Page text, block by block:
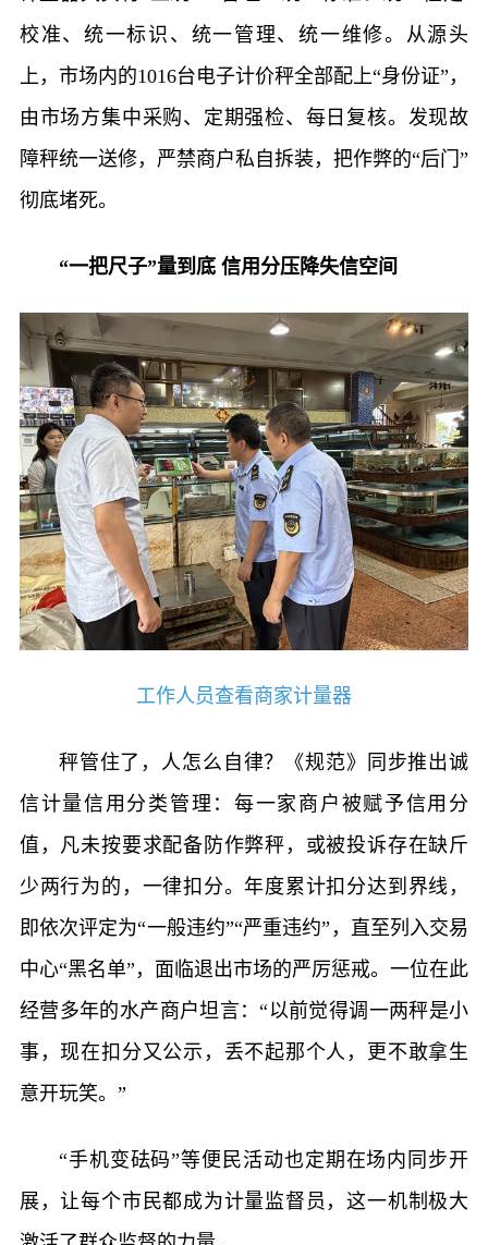
校准、统一标识、统一管理、统一维修。从源头
上，市场内的1016台电子计价秤全部配上“身份证”，
由市场方集中采购、定期强检、每日复核。发现故
障秤统一送修，严禁商户私自拆装，把作弊的“后门”
彻底堵死。
“一把尺子”量到底 信用分压降失信空间
工作人员查看商家计量器
秤管住了，人怎么自律？《规范》同步推出诚
信计量信用分类管理：每一家商户被赋予信用分
值，凡未按要求配备防作弊秤，或被投诉存在缺斤
少两行为的，一律扣分。年度累计扣分达到界线，
即依次评定为“一般违约”“严重违约”，直至列入交易
中心“黑名单”，面临退出市场的严厉惩戒。一位在此
经营多年的水产商户坦言：“以前觉得调一两秤是小
事，现在扣分又公示，丢不起那个人，更不敢拿生
意开玩笑。”
“手机变砝码”等便民活动也定期在场内同步开
展，让每个市民都成为计量监督员，这一机制极大